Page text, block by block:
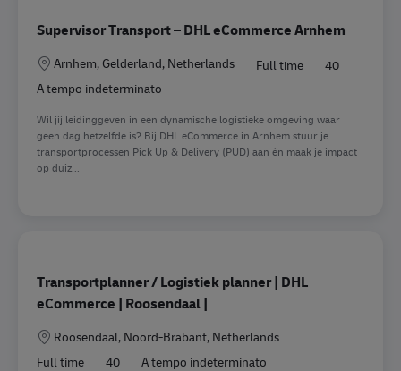
Supervisor Transport – DHL eCommerce Arnhem
SedeArnhem, Gelderland, Netherlands Full time
40
A tempo indeterminato
Wil jij leidinggeven in een dynamische logistieke omgeving waar
geen dag hetzelfde is? Bij DHL eCommerce in Arnhem stuur je
transportprocessen Pick Up & Delivery (PUD) aan én maak je impact
op duiz...
Transportplanner / Logistiek planner | DHL
eCommerce | Roosendaal |
SedeRoosendaal, Noord-Brabant, Netherlands
Full time
40 A tempo indeterminato